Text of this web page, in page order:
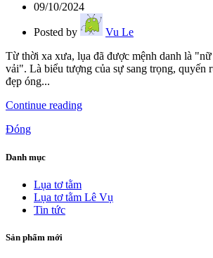
09/10/2024
Posted by
Vu Le
Từ thời xa xưa, lụa đã được mệnh danh là
vải". Là biểu tượng của sự sang trọng, quyến
đẹp óng...
Continue reading
Đóng
Danh mục
Lụa tơ tằm
Lụa tơ tằm Lê Vụ
Tin tức
Sản phẩm mới